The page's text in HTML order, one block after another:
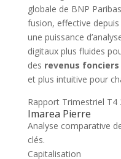
globale de BNP
fusion, effective
une puissance
digitaux plus fluides
des revenus fonciers
et plus intuitive pour
Rapport Trimestriel T4
Imarea Pierre
Analyse comparative
clés.
Capitalisation